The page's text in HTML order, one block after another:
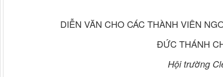
DIỄN VĂN CHO CÁC THÀNH VIÊN
ĐỨC THÁNH
Hội trường